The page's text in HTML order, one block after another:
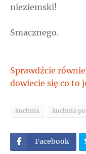
nieziemski!
Smacznego.
Sprawdźcie
dowiecie się co to
kuchnia kuchnia
Facebook